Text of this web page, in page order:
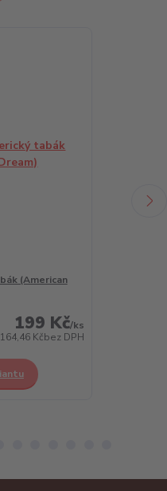
(American
199 Kč/ks
164,46 Kčbez DPH